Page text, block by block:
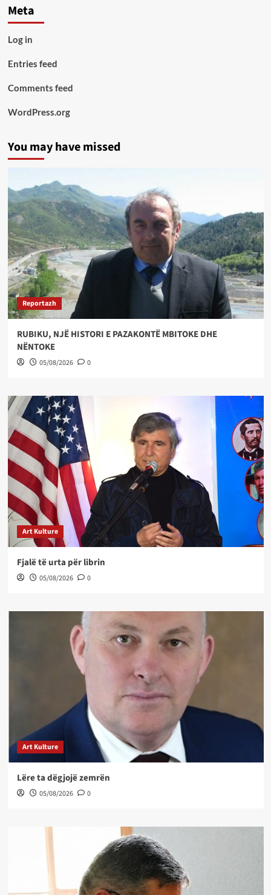
Meta
Log in
Entries feed
Comments feed
WordPress.org
You may have missed
Reportazh
RUBIKU, NJË HISTORI E PAZAKONTË MBITOKE DHE
NËNTOKE
05/08/2026 0
Art Kulture
Fjalë të urta për librin
05/08/2026 0
Art Kulture
Lëre ta dëgjojë zemrën
05/08/2026 0